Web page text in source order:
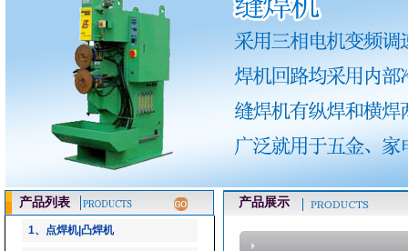
产品列表
1、点焊机|凸焊机
产品展示